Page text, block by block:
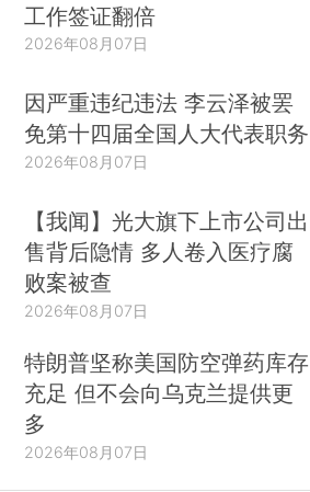
工作签证翻倍
2026年08月07日
因严重违纪违法 李云泽被罢
免第十四届全国人大代表职务
2026年08月07日
【我闻】光大旗下上市公司出
售背后隐情 多人卷入医疗腐
败案被查
2026年08月07日
特朗普坚称美国防空弹药库存
充足 但不会向乌克兰提供更
多
2026年08月07日